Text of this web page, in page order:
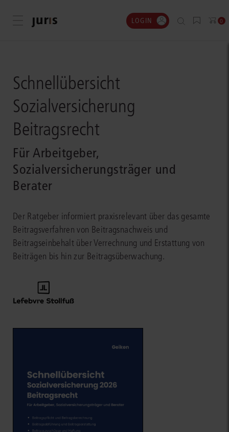
Menü öffnen LOGIN 0
Schnellübersicht
Sozialversicherung
Beitragsrecht
Für Arbeitgeber,
Sozialversicherungsträger und
Berater
Der Ratgeber informiert praxisrelevant über das gesamte
Beitragsverfahren von Beitragsnachweis und
Beitragseinbehalt über Verrechnung und Erstattung von
Beiträgen bis hin zur Beitragsüberwachung.